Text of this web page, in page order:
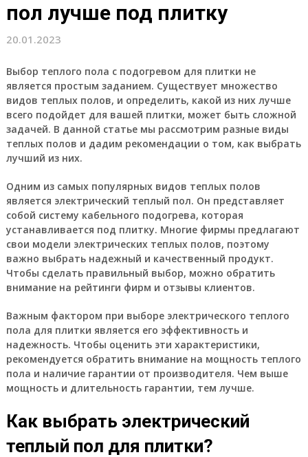
пол лучше под плитку
20.01.2023
Выбор теплого пола с подогревом для плитки не
является простым заданием. Существует множество
видов теплых полов, и определить, какой из них лучше
всего подойдет для вашей плитки, может быть сложной
задачей. В данной статье мы рассмотрим разные виды
теплых полов и дадим рекомендации о том, как выбрать
лучший из них.
Одним из самых популярных видов теплых полов
является электрический теплый пол. Он представляет
собой систему кабельного подогрева, которая
устанавливается под плитку. Многие фирмы предлагают
свои модели электрических теплых полов, поэтому
важно выбрать надежный и качественный продукт.
Чтобы сделать правильный выбор, можно обратить
внимание на рейтинги фирм и отзывы клиентов.
Важным фактором при выборе электрического теплого
пола для плитки является его эффективность и
надежность. Чтобы оценить эти характеристики,
рекомендуется обратить внимание на мощность теплого
пола и наличие гарантии от производителя. Чем выше
мощность и длительность гарантии, тем лучше.
Как выбрать электрический
теплый пол для плитки?